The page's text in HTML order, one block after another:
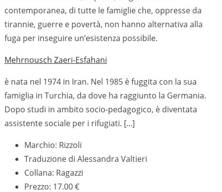
contemporanea, di tutte le famiglie che, oppresse da
tirannie, guerre e povertà, non hanno alternativa alla
fuga per inseguire un’esistenza possibile.
Mehrnousch Zaeri-Esfahani
è nata nel 1974 in Iran. Nel 1985 è fuggita con la sua
famiglia in Turchia, da dove ha raggiunto la Germania.
Dopo studi in ambito socio-pedagogico, è diventata
assistente sociale per i rifugiati. [...]
Marchio: Rizzoli
Traduzione di Alessandra Valtieri
Collana: Ragazzi
Prezzo: 17.00 €